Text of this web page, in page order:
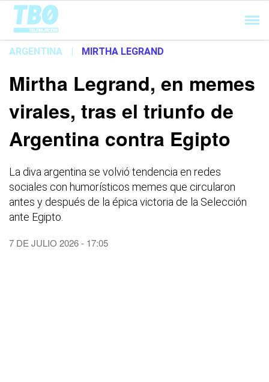
Cargando...
ARGENTINA | MIRTHA LEGRAND
Mirtha Legrand, en memes
virales, tras el triunfo de
Argentina contra Egipto
La diva argentina se volvió tendencia en redes
sociales con humorísticos memes que circularon
antes y después de la épica victoria de la Selección
ante Egipto.
7 DE JULIO 2026 - 17:05